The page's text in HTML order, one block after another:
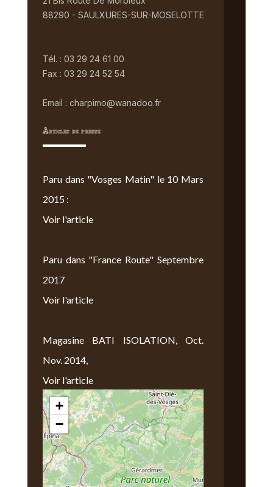
88290 - SAULXURES-SUR-MOSELOTTE
Tél. : 03 29 24 61 00
Fax : 03 29 24 52 54
Email : charpimo@wanadoo.fr
Articles de presse
Paru dans "Vosges Matin" le 10 Mars
2015 :
Voir l'article
Paru dans "France Route" Septembre
2017
Voir l'article
Magasine BATI ISOLATION, Oct.
Nov. 2014,
Voir l'article
Nous Trouver
+
−